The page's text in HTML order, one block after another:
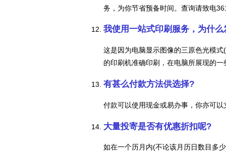
务，为你节省预备时间。查询请致电
我使用一站式印刷服务，为什
这是因为电脑显示图像的三原色光模
的印刷机准确印刷，在电脑所展现的
有甚么付款方法供选择?
付款可以使用现金或易办事，你亦可
大量投寄是否有优惠折扣呢?
如在一个历月内(不论该月历日数目多